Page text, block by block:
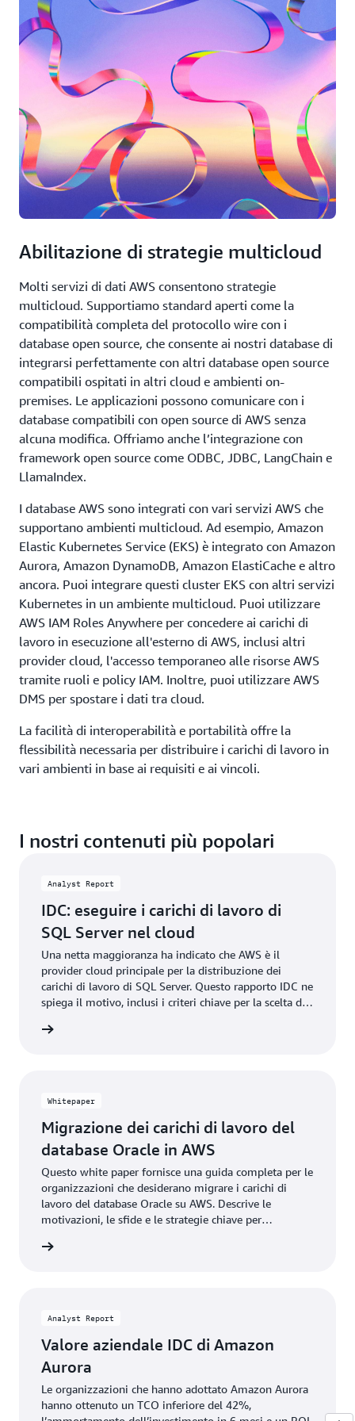
Abilitazione di strategie multicloud
Molti servizi di dati AWS consentono strategie
multicloud. Supportiamo standard aperti come la
compatibilità completa del protocollo wire con i
database open source, che consente ai nostri database di
integrarsi perfettamente con altri database open source
compatibili ospitati in altri cloud e ambienti on-
premises. Le applicazioni possono comunicare con i
database compatibili con open source di AWS senza
alcuna modifica. Offriamo anche l’integrazione con
framework open source come ODBC, JDBC, LangChain e
LlamaIndex.
I database AWS sono integrati con vari servizi AWS che
supportano ambienti multicloud. Ad esempio, Amazon
Elastic Kubernetes Service (EKS) è integrato con Amazon
Aurora, Amazon DynamoDB, Amazon ElastiCache e altro
ancora. Puoi integrare questi cluster EKS con altri servizi
Kubernetes in un ambiente multicloud. Puoi utilizzare
AWS IAM Roles Anywhere per concedere ai carichi di
lavoro in esecuzione all'esterno di AWS, inclusi altri
provider cloud, l'accesso temporaneo alle risorse AWS
tramite ruoli e policy IAM. Inoltre, puoi utilizzare AWS
DMS per spostare i dati tra cloud.
La facilità di interoperabilità e portabilità offre la
flessibilità necessaria per distribuire i carichi di lavoro in
vari ambienti in base ai requisiti e ai vincoli.
I nostri contenuti più popolari
Analyst Report
IDC: eseguire i carichi di lavoro di
SQL Server nel cloud
Una netta maggioranza ha indicato che AWS è il
provider cloud principale per la distribuzione dei
carichi di lavoro di SQL Server. Questo rapporto IDC ne
spiega il motivo, inclusi i criteri chiave per la scelta di
l’utilizzo di AWS, e le linee guida essenziali.
Whitepaper
Migrazione dei carichi di lavoro del
database Oracle in AWS
Questo white paper fornisce una guida completa per le
organizzazioni che desiderano migrare i carichi di
lavoro del database Oracle su AWS. Descrive le
motivazioni, le sfide e le strategie chiave per
delle licenze, le opportunità di modernizzazione, e gli
Analyst Report
Valore aziendale IDC di Amazon
Aurora
Le organizzazioni che hanno adottato Amazon Aurora
hanno ottenuto un TCO inferiore del 42%,